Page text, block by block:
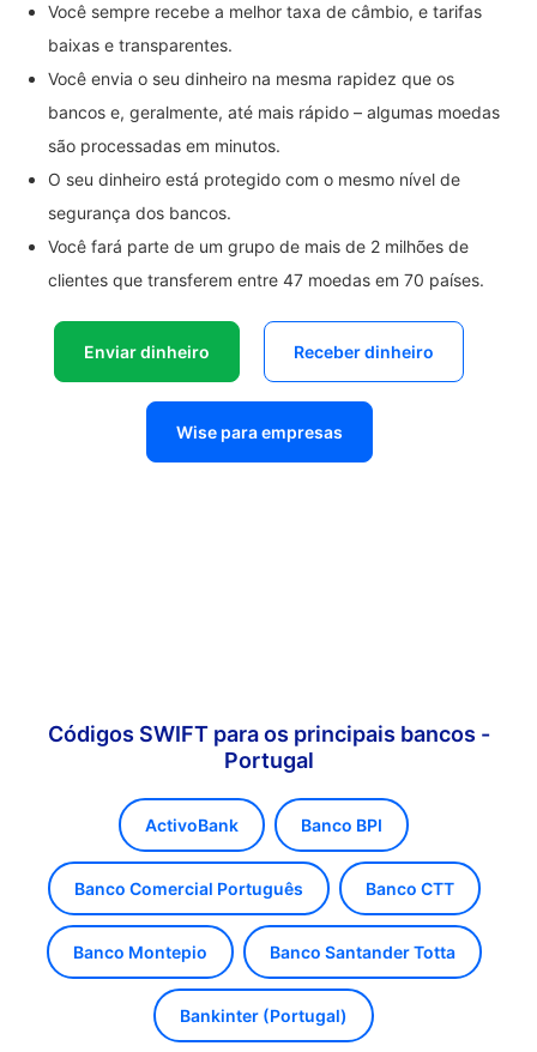
Você sempre recebe a melhor taxa de câmbio, e tarifas
baixas e transparentes.
Você envia o seu dinheiro na mesma rapidez que os
bancos e, geralmente, até mais rápido – algumas moedas
são processadas em minutos.
O seu dinheiro está protegido com o mesmo nível de
segurança dos bancos.
Você fará parte de um grupo de mais de 2 milhões de
clientes que transferem entre 47 moedas em 70 países.
Enviar dinheiro Receber dinheiro
Wise para empresas
Códigos SWIFT para os principais bancos -
Portugal
ActivoBank Banco BPI
Banco Comercial Português Banco CTT
Banco Montepio Banco Santander Totta
Bankinter (Portugal)